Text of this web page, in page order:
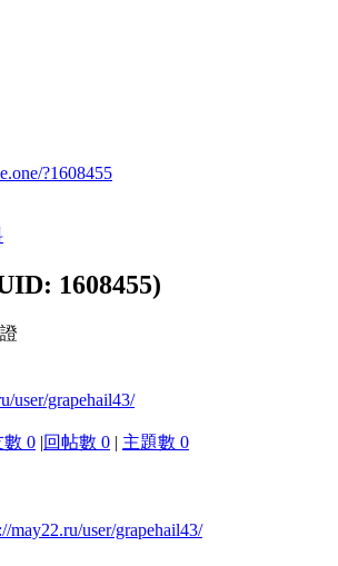
?1608455
1608455)
user/grapehail43/
數 0 |回帖數 0 | 主題數 0
may22.ru/user/grapehail43/